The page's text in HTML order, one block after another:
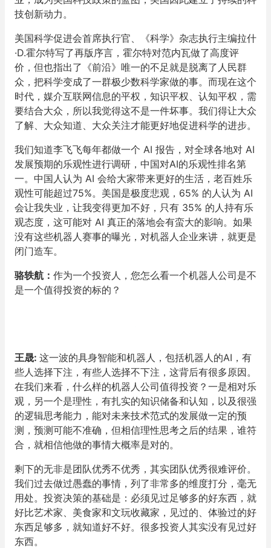
技创新动力。
美国科学促进会首席执行官、《科学》杂志执行主编拉什
·D.霍尔特写了再版序言，霍尔特对范内瓦做了高度评
价，但也指出了《前沿》唯一的不足就是脱离了人民群
众，把科学变成了一群极少数科学家做的事。而现在这个
时代，媒介互联网信息的平权，知识平权、认知平权，需
要结合大众，所以我觉得这不是一件坏事。我们得让大众
了解、大众知道、大众关注才能更好地促进科学的进步。
我们知道李飞飞每年都做一个 AI 报告，对全球各地对 AI
发展预期的乐观性进行调研，中国对AI的乐观性排名第
一。中国人认为 AI 会给大家带来更好的生活，老百姓乐
观性可能超过75%。美国是极度悲观，65% 的人认为 AI
会让我失业，让我变得更加不好，只有 35% 的人持有乐
观态度，这可能对 AI 真正的落地会有蛮大的影响。如果
没有这些机器人赛事的曝光，对机器人企业来讲，就更是
闭门造车。
骆轶航： 作为一个投资人，您怎么看一个机器人公司是不
是一个值得投资的标的？
王晟: 这一波的具身智能和机器人，包括机器人的AI，有
些人选择下注，有些人选择不下注，这背后有很多原因。
在我们来看，什么样的机器人公司值得投资？一是相对乐
观，另一个是理性，有扎实的知识储备和认知，以及很强
的逻辑思考能力，能对未来技术范式的发展做一定的预
测，预测可能不准确，但相信理性思考之后的结果，谁符
合，就相信他做的事情大概率是对的。
剩下的无非是团队优秀不优秀，其实团队优秀很难评价。
我们过去做过愚蠢的事情，列了非常多的维度打分，毫无
用处。投资决策的基础是：必须见过足够多的好东西，就
好比艺术家、美食家和文玩收藏家，见过的、体验过的好
东西足够多，就知道好不好。很多投资人其实没有见过好
东西。